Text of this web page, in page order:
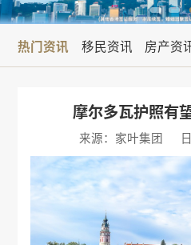
热门资讯 移民资讯 房产资
摩尔多瓦护照有
来源：家叶集团